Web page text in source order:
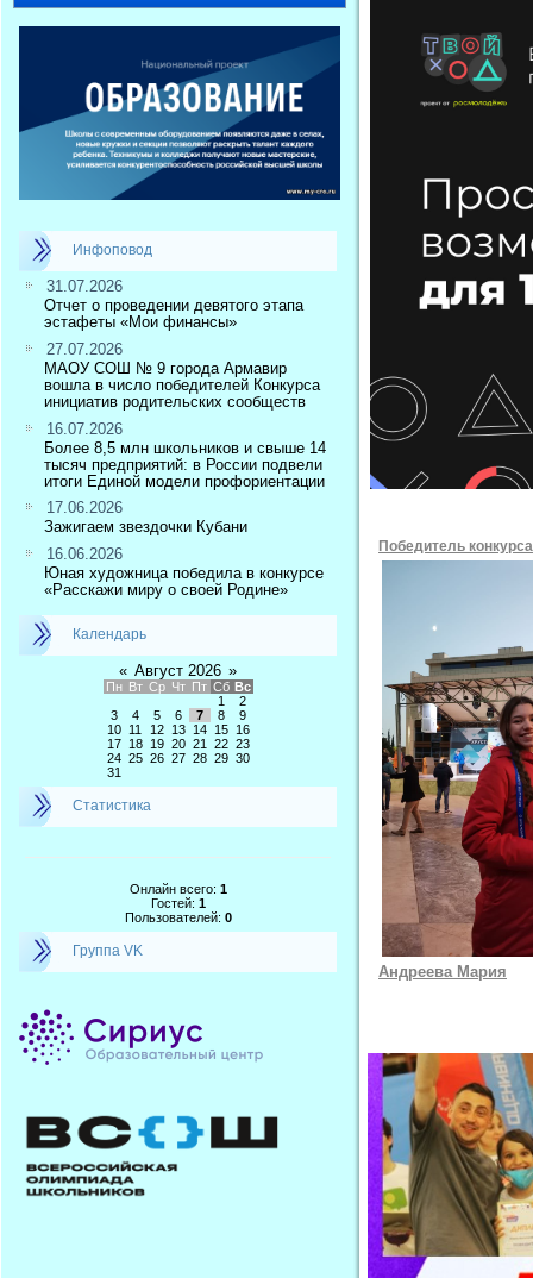
Инфоповод
31.07.2026
Отчет о проведении девятого этапа
эстафеты «Мои финансы»
27.07.2026
МАОУ СОШ № 9 города Армавир
вошла в число победителей Конкурса
инициатив родительских сообществ
16.07.2026
Более 8,5 млн школьников и свыше 14
тысяч предприятий: в России подвели
итоги Единой модели профориентации
17.06.2026
Зажигаем звездочки Кубани
16.06.2026
Юная художница победила в конкурсе
«Расскажи миру о своей Родине»
Календарь
« Август 2026 »
Пн Вт Ср Чт Пт Сб Вс
1
2
3
4 5 6 7 8
9
10
11 12 13 14 15
16
17
18 19 20 21 22 23
24 25 26 27 28 29 30
31
Статистика
Онлайн всего: 1
Гостей: 1
Пользователей: 0
Группа VK
Победитель
Андреева Мария